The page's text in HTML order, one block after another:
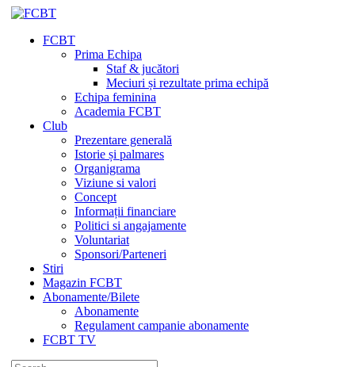
FCBT
Prima Echipa
Staf & jucători
Meciuri și rezultate prima echipă
Echipa feminina
Academia FCBT
Club
Prezentare generală
Istorie și palmares
Organigrama
Viziune si valori
Concept
Informații financiare
Politici si angajamente
Voluntariat
Sponsori/Parteneri
Stiri
Magazin FCBT
Abonamente/Bilete
Abonamente
Regulament campanie abonamente
FCBT TV